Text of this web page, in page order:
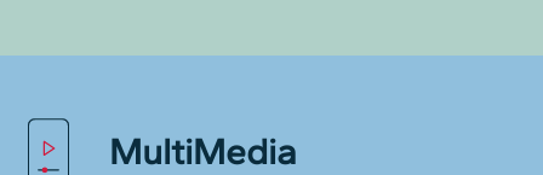
MultiMedia